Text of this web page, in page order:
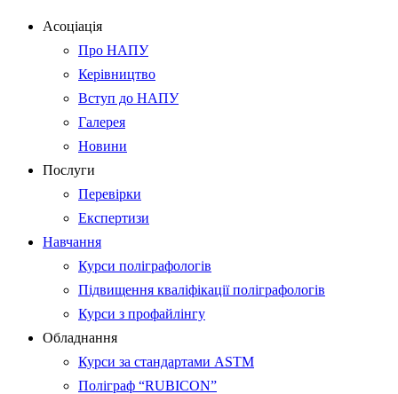
Асоціація
Про НАПУ
Керівництво
Вступ до НАПУ
Галерея
Новини
Послуги
Перевірки
Експертизи
Навчання
Курси поліграфологів
Підвищення кваліфікації поліграфологів
Курси з профайлінгу
Обладнання
Курси за стандартами ASTM
Поліграф “RUBICON”